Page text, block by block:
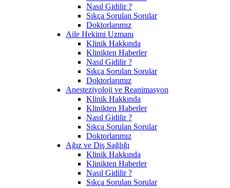
Nasıl Gidilir ?
Sıkça Sorulan Sorular
Doktorlarımız
Aile Hekimi Uzmanı
Klinik Hakkında
Klinikten Haberler
Nasıl Gidilir ?
Sıkça Sorulan Sorular
Doktorlarımız
Anesteziyoloji ve Reanimasyon
Klinik Hakkında
Klinikten Haberler
Nasıl Gidilir ?
Sıkça Sorulan Sorular
Doktorlarımız
Ağız ve Diş Sağlığı
Klinik Hakkında
Klinikten Haberler
Nasıl Gidilir ?
Sıkça Sorulan Sorular